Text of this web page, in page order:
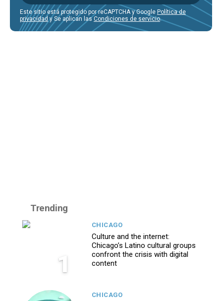
Este sitio está protegido por reCAPTCHA y Google Política de
privacidad y Se aplican lasCondiciones de servicio.
Trending
1
CHICAGO
Culture and the internet:
Chicago’s Latino cultural groups
confront the crisis with digital
content
CHICAGO